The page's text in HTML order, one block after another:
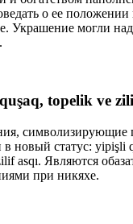
о ее положении
Украшение могли
toрelik ve
символизирующие
в новый статус: уipişli
asqı. Являются
при никяхе.